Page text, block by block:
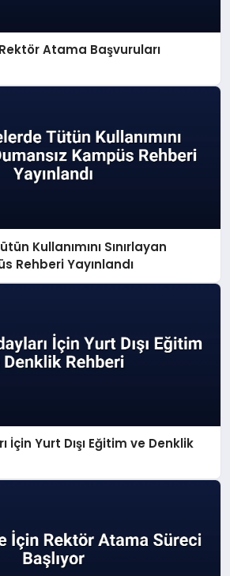
Atama Başvuruları
Kullanımını Sınırlayan
Rehberi Yayınlandı
İçin Yurt Dışı Eğitim ve Denklik